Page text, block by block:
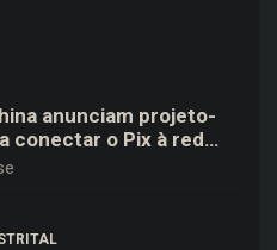
anunciam projeto-
conectar o Pix à rede
chinesa